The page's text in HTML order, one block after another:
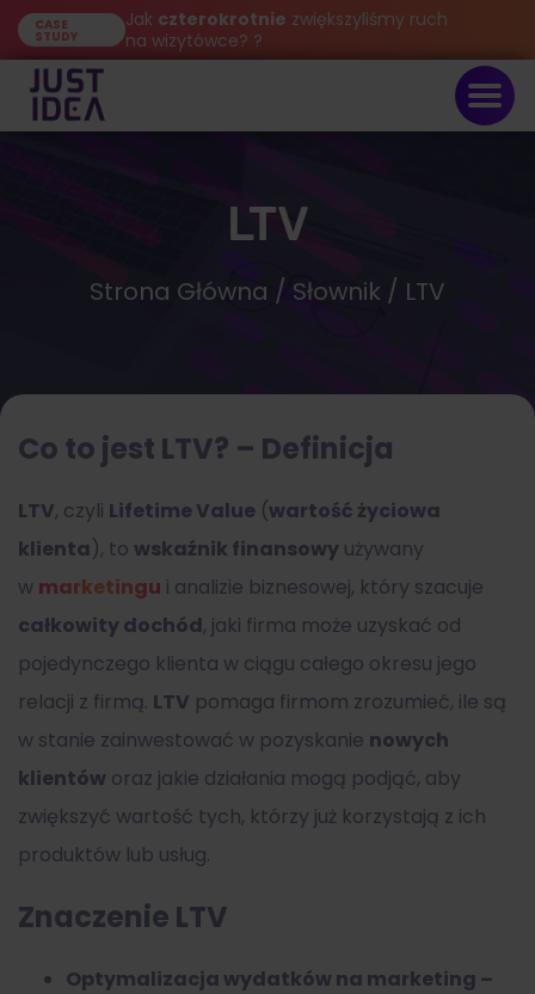
CASE
STUDY
Jak czterokrotnie zwiększyliśmy ruch
na wizytówce? ?
LTV
Strona Główna / Słownik / LTV
Co to jest LTV? – Definicja
LTV, czyli Lifetime Value (wartość życiowa
klienta), to wskaźnik finansowy używany
w marketingu i analizie biznesowej, który szacuje
całkowity dochód, jaki firma może uzyskać od
pojedynczego klienta w ciągu całego okresu jego
relacji z firmą. LTV pomaga firmom zrozumieć, ile są
w stanie zainwestować w pozyskanie nowych
klientów oraz jakie działania mogą podjąć, aby
zwiększyć wartość tych, którzy już korzystają z ich
produktów lub usług.
Znaczenie LTV
Optymalizacja wydatków na marketing –